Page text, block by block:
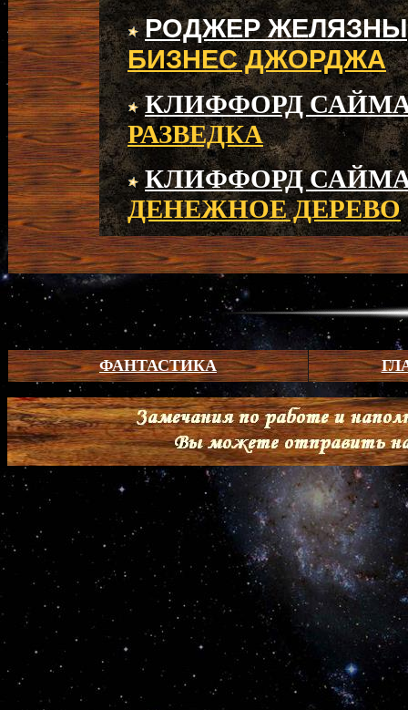
РОДЖЕР ЖЕЛЯЗНЫ
БИЗНЕС ДЖОРДЖА
КЛИФФОРД
РАЗВЕДКА
КЛИФФОРД
ДЕНЕЖНОЕ ДЕРЕВО
ФАНТАСТИКА